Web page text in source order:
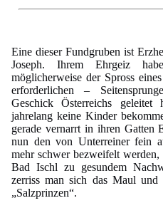
Eine dieser Fundgruben ist
Joseph. Ihrem Ehrgeiz
möglicherweise der Spross
erforderlichen –
Geschick Österreichs
jahrelang keine Kinder
gerade vernarrt in ihren Gatten
nun den von Unterreiner fein
mehr schwer bezweifelt
Bad Ischl zu gesundem
zerriss man sich das Maul
„Salzprinzen“.